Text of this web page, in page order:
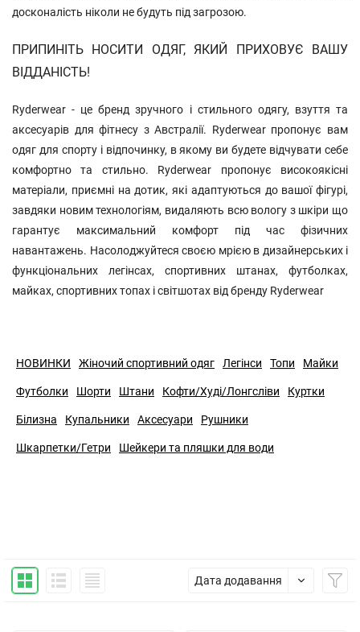
досконалість ніколи не будуть під загрозою.
ПРИПИНІТЬ НОСИТИ ОДЯГ, ЯКИЙ ПРИХОВУЄ ВАШУ
ВІДДАНІСТЬ!
Ryderwear - це бренд зручного і стильного одягу, взуття та
аксесуарів для фітнесу з Австралії. Ryderwear пропонує вам
одяг для спорту і відпочинку, в якому ви будете відчувати себе
комфортно та стильно. Ryderwear пропонує високоякісні
матеріали, приємні на дотик, які адаптуються до вашої фігурі,
завдяки новим технологіям, видаляють всю вологу з шкіри що
гарантує максимальний комфорт під час фізичних
навантажень. Насолоджуйтеся своєю мрією в дизайнерських і
функціональних легінсах, спортивних штанах, футболках,
майках, спортивних топах і світшотах від бренду Ryderwear
НОВИНКИ Жіночий спортивний одяг Легінси Топи Майки
Футболки Шорти Штани Кофти/Худі/Лонгсліви Куртки
Білизна Купальники Аксесуари Рушники
Шкарпетки/Гетри Шейкери та пляшки для води
Дата додавання